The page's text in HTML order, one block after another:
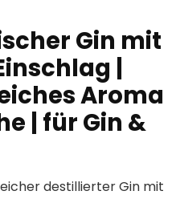
Gin mit
|
Aroma
| für Gin &
destillierter Gin mit